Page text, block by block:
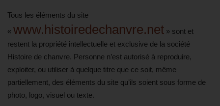
Tous les éléments du site
« www.histoiredechanvre.net » sont et
restent la propriété intellectuelle et exclusive de la société
Histoire de chanvre. Personne n’est autorisé à reproduire,
exploiter, ou utiliser à quelque titre que ce soit, même
partiellement, des éléments du site qu’ils soient sous forme de
photo, logo, visuel ou texte.